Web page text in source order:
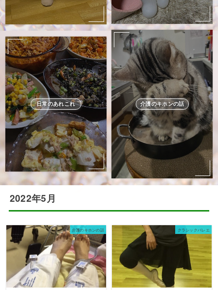
日常のあれこれ 介護のキホンの話
2022年5月
介護のキホンの話 クラシックバレエ